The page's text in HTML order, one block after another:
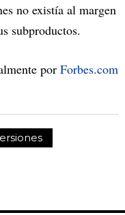
no existía al margen
subproductos.
por Forbes.com